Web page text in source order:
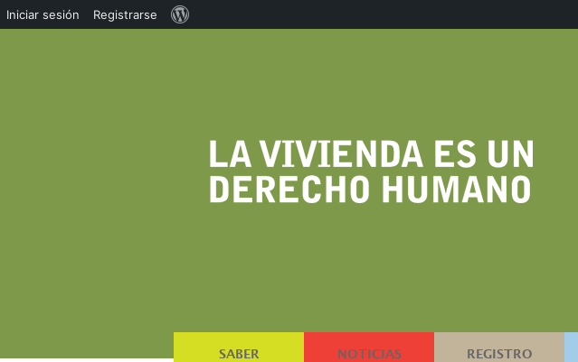
SABER NOTICIAS REGISTRO
Iniciar sesión Registrarse